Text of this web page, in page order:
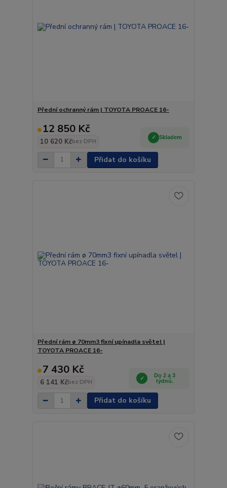
Přední ochranný rám | TOYOTA PROACE 16-
12 850 Kč
10 620 Kčbez DPH
Skladem
Přidat do košíku
Přední rám ø 70mm3 fixní upínadla světel |
TOYOTA PROACE 16-
7 430 Kč
6 141 Kčbez DPH
Do 2 a 3
týdnů.
Přidat do košíku